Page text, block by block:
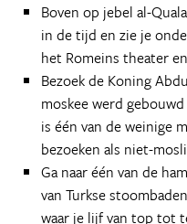
Boven op jebel al-
in de tijd en zie je
het Romeins theater
Bezoek de Koning
moskee werd
is één van de weinige
bezoeken als niet-
Ga naar één van de
van Turkse
waar je lijf van top tot